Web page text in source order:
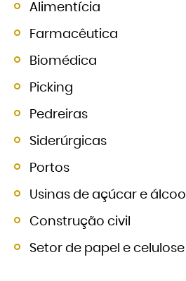
Alimentícia
Farmacêutica
Biomédica
Picking
Pedreiras
Siderúrgicas
Portos
Usinas de açúcar e álcool
Construção civil
Setor de papel e celulose